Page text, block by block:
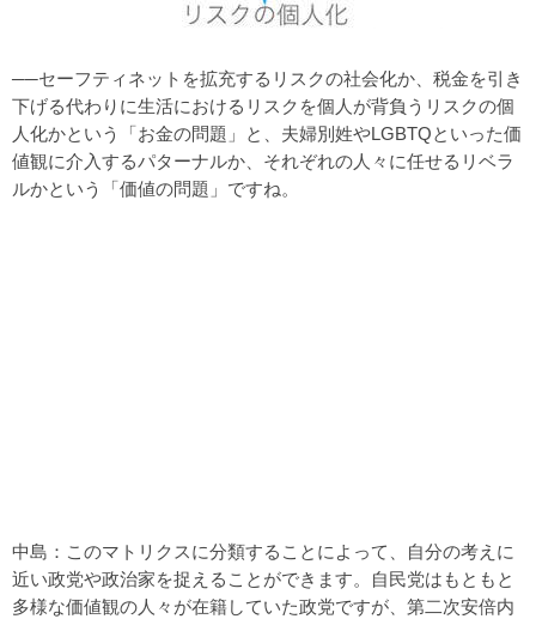
──セーフティネットを拡充するリスクの社会化か、税金を引き
下げる代わりに生活におけるリスクを個人が背負うリスクの個
人化かという「お金の問題」と、夫婦別姓やLGBTQといった価
値観に介入するパターナルか、それぞれの人々に任せるリベラ
ルかという「価値の問題」ですね。
中島：このマトリクスに分類することによって、自分の考えに
近い政党や政治家を捉えることができます。自民党はもともと
多様な価値観の人々が在籍していた政党ですが、第二次安倍内